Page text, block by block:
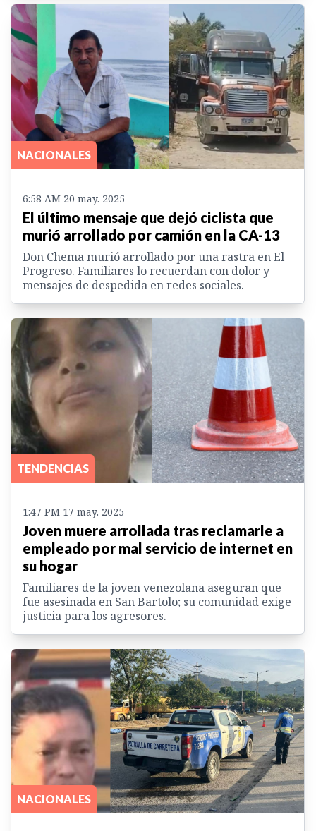
NACIONALES
6:58 AM 20 may. 2025
El último mensaje que dejó ciclista que
murió arrollado por camión en la CA-13
Don Chema murió arrollado por una rastra en El
Progreso. Familiares lo recuerdan con dolor y
mensajes de despedida en redes sociales.
TENDENCIAS
1:47 PM 17 may. 2025
Joven muere arrollada tras reclamarle a
empleado por mal servicio de internet en
su hogar
Familiares de la joven venezolana aseguran que
fue asesinada en San Bartolo; su comunidad exige
justicia para los agresores.
NACIONALES